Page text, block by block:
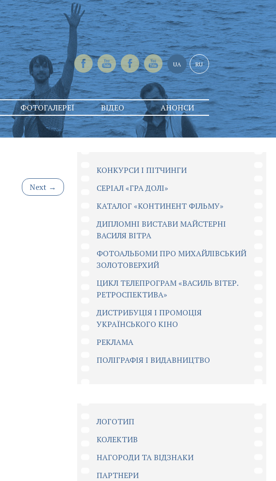
UA RU
ФОТОГАЛЕРЕЇ ВІДЕО АНОНСИ
Next →
КОНКУРСИ І ПІТЧИНГИ
CЕРІАЛ «ГРА ДОЛІ»
КАТАЛОГ «КОНТИНЕНТ ФІЛЬМУ»
ДИПЛОМНІ ВИСТАВИ МАЙСТЕРНІ
ВАСИЛЯ ВІТРА
ФОТОАЛЬБОМИ ПРО МИХАЙЛІВСЬКИЙ
ЗОЛОТОВЕРХИЙ
ЦИКЛ ТЕЛЕПРОГРАМ «ВАСИЛЬ ВІТЕР.
РЕТРОСПЕКТИВА»
ДИСТРИБУЦІЯ І ПРОМОЦІЯ
УКРАЇНСЬКОГО КІНО
РЕКЛАМА
ПОЛІГРАФІЯ І ВИДАВНИЦТВО
ЛОГОТИП
КОЛЕКТИВ
НАГОРОДИ ТА ВІДЗНАКИ
ПАРТНЕРИ